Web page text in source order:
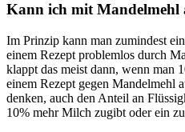
Kann ich mit Mandelmehl
Im Prinzip kann man zumindest
einem Rezept problemlos durch
klappt das meist dann, wenn man
einem Rezept gegen Mandelmehl
denken, auch den Anteil an
10% mehr Milch zugibt oder ein